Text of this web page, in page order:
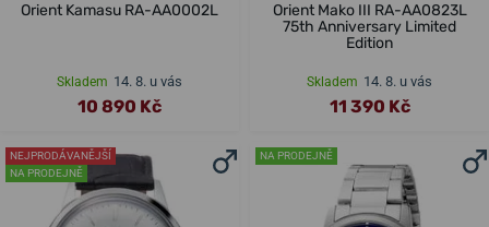
Orient Kamasu RA-AA0002L
Skladem 14. 8. u vás
10 890 Kč
Orient Mako III RA-AA0823L
75th Anniversary Limited
Edition
Skladem 14. 8. u vás
11 390 Kč
NEJPRODÁVANĚJŠÍ
NA PRODEJNĚ
NA PRODEJNĚ